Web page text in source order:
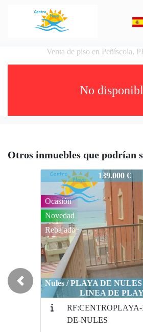
Venta de piso en Peñíscola,
No
Otros inmuebles que podrían
139.000 €
Nules / PLAYA DE
LINEA DE
Ocasión
Novedad
Rebajado
DE-NULES
Previous